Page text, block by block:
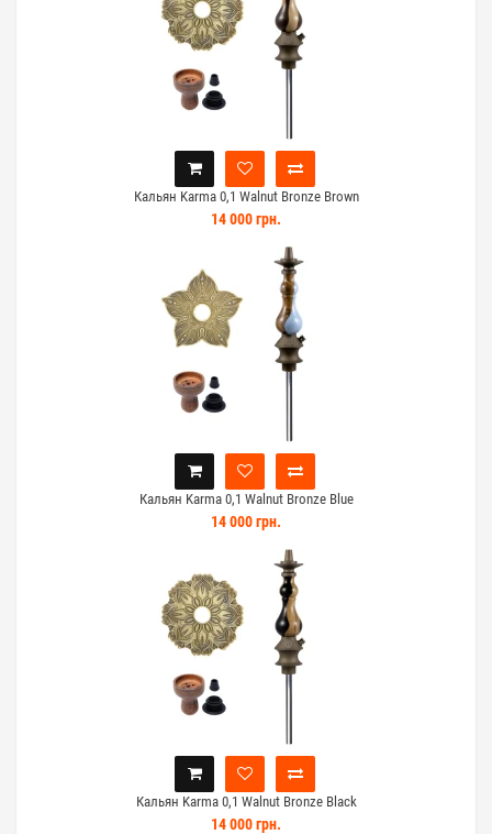
Кальян Karma 0,1 Walnut Bronze Brown
14 000 грн.
Кальян Karma 0,1 Walnut Bronze Blue
14 000 грн.
Кальян Karma 0,1 Walnut Bronze Black
14 000 грн.